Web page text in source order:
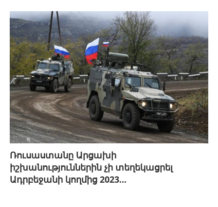
Ռուսաստանը Արցախի
իշխանություններին չի տեղեկացրել
Ադրբեջանի կողմից 2023...